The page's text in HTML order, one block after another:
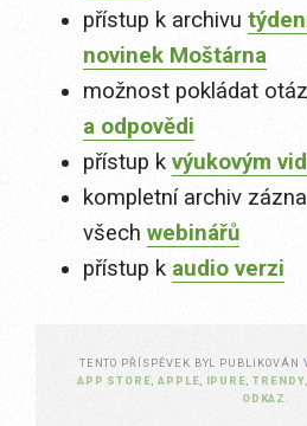
přístup k archivu
novinek Moštárna
možnost pokládat
a odpovědi
přístup k výukovým
kompletní archiv
všech webinářů
přístup k audio verzi
TENTO PŘÍSPĚVEK BYL PUBLIKOVÁN
APP STORE APPLE IPURE ,TRENDY
ODKAZ